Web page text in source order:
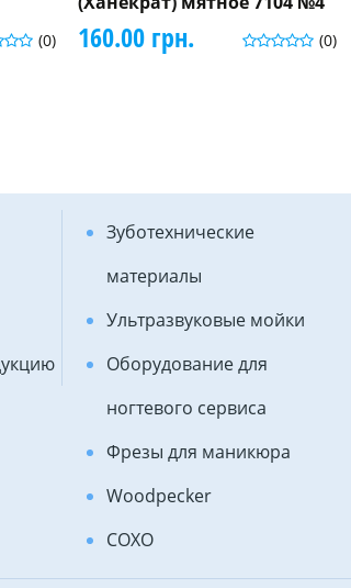
(0) (0)
160.00 грн.
Зуботехнические
материалы
Ультразвуковые мойки
Оборудование для
ногтевого сервиса
Фрезы для маникюра
Woodpecker
COXO